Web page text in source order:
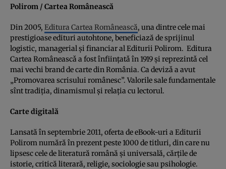
Polirom / Cartea Românească
Din 2005, Editura Cartea Românească, una dintre cele mai
prestigioase edituri autohtone, beneficiază de sprijinul
logistic, managerial şi financiar al Editurii Polirom. Editura
Cartea Româneascǎ a fost înfiinţatǎ în 1919 şi reprezintǎ cel
mai vechi brand de carte din România. Ca devizǎ a avut
„Promovarea scrisului românesc”. Valorile sale fundamentale
sînt tradiţia, dinamismul şi relaţia cu lectorul.
Carte digitală
Lansată în septembrie 2011, oferta de eBook-uri a Editurii
Polirom numără în prezent peste 1000 de titluri, din care nu
lipsesc cele de literatură română şi universală, cărţile de
istorie, critică literară, religie, sociologie sau psihologie.